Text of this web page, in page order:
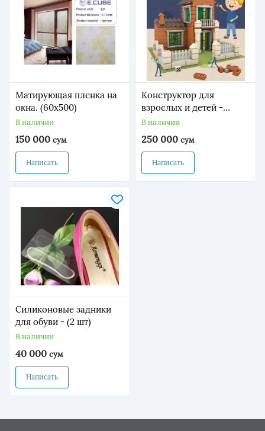
Матирующая пленка на
окна. (60х500)
В наличии
150 000 сум
Написать
Конструктор для
взрослых и детей -
Модель домика
В наличии
250 000 сум
Написать
Силиконовые задники
для обуви - (2 шт)
В наличии
40 000 сум
Написать